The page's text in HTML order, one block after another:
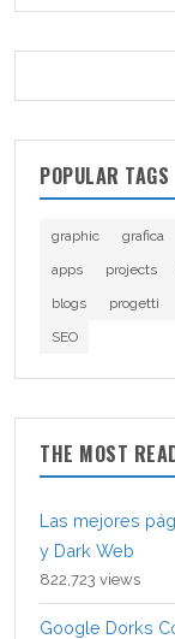
POPULAR TAGS
graphic grafica
apps
projects
blogs
progetti
SEO
THE MOST
Las mejores
y Dark Web
822,723 views
Google Dorks